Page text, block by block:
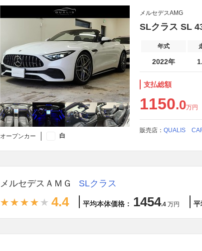
オープンカー 白
メルセデスAMG
SLクラス SL
年式
2022年
支払総額
1150.0万円
販売店： QUALIS
メルセデスＡＭＧ SLクラス
4.4 平均本体価格： 1454.4 万円 平